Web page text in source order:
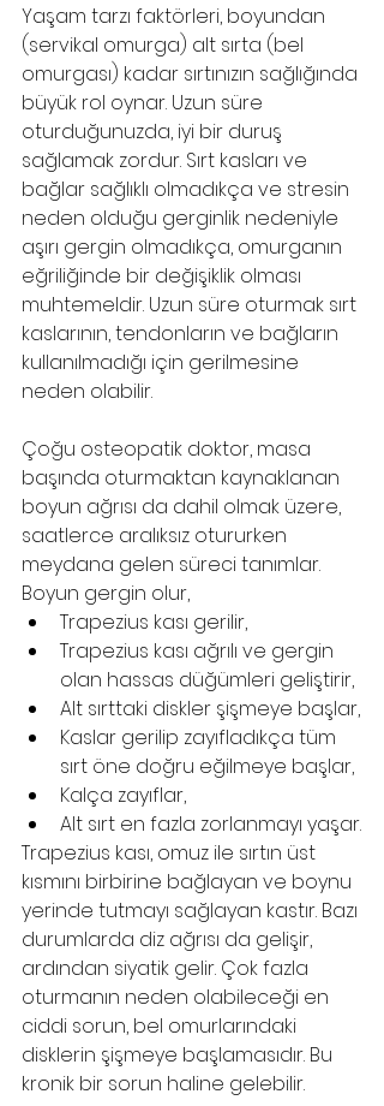
Yaşam tarzı faktörleri, boyundan
(servikal omurga) alt sırta (bel
omurgası) kadar sırtınızın sağlığında
büyük rol oynar. Uzun süre
oturduğunuzda, iyi bir duruş
sağlamak zordur. Sırt kasları ve
bağlar sağlıklı olmadıkça ve stresin
neden olduğu gerginlik nedeniyle
aşırı gergin olmadıkça, omurganın
eğriliğinde bir değişiklik olması
muhtemeldir. Uzun süre oturmak sırt
kaslarının, tendonların ve bağların
kullanılmadığı için gerilmesine
neden olabilir.
Çoğu osteopatik doktor, masa
başında oturmaktan kaynaklanan
boyun ağrısı da dahil olmak üzere,
saatlerce aralıksız otururken
meydana gelen süreci tanımlar.
Boyun gergin olur,
Trapezius kası gerilir,
Trapezius kası ağrılı ve gergin
olan hassas düğümleri geliştirir,
Alt sırttaki diskler şişmeye başlar,
Kaslar gerilip zayıfladıkça tüm
sırt öne doğru eğilmeye başlar,
Kalça zayıflar,
Alt sırt en fazla zorlanmayı yaşar.
Trapezius kası, omuz ile sırtın üst
kısmını birbirine bağlayan ve boynu
yerinde tutmayı sağlayan kastır. Bazı
durumlarda diz ağrısı da gelişir,
ardından siyatik gelir. Çok fazla
oturmanın neden olabileceği en
ciddi sorun, bel omurlarındaki
disklerin şişmeye başlamasıdır. Bu
kronik bir sorun haline gelebilir.